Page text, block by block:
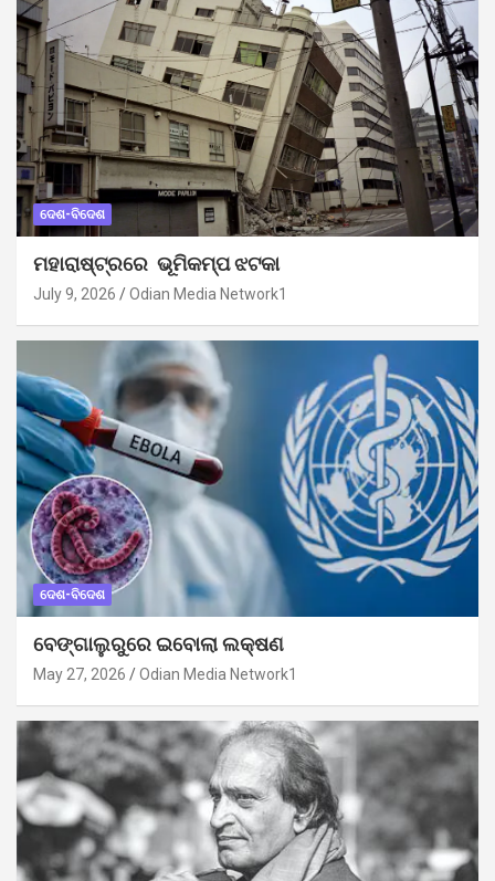
ଦେଶ-ବିଦେଶ
ମହାରାଷ୍ଟ୍ରରେ ଭୂମିକମ୍ପ ଝଟକା
July 9, 2026 Odian Media Network1
ଦେଶ-ବିଦେଶ
ବେଙ୍ଗାଲୁରୁରେ ଇବୋଲା ଲକ୍ଷଣ
May 27, 2026 Odian Media Network1